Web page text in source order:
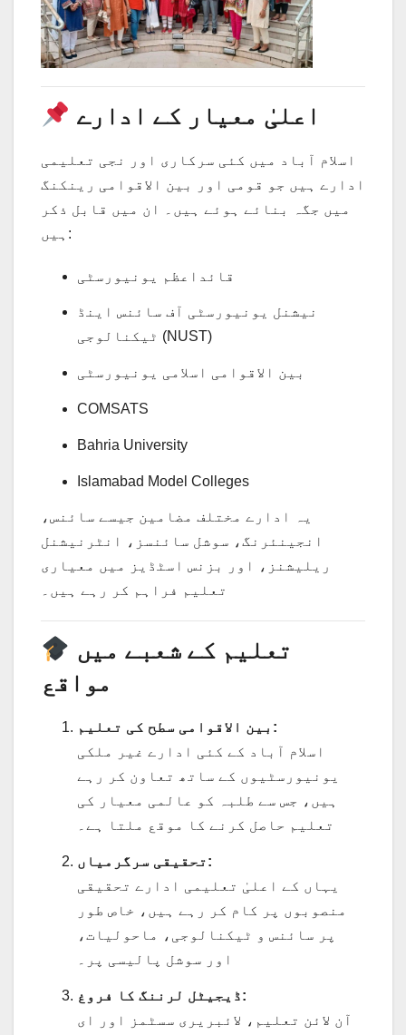
اعلیٰ معیار کے ادارے
اسلام آباد میں کئی سرکاری اور نجی تعلیمی
ادارے ہیں جو قومی اور بین الاقوامی رینکنگ
میں جگہ بنائے ہوئے ہیں۔ ان میں قابل ذکر
ہیں:
قائداعظم یونیورسٹی
نیشنل یونیورسٹی آف سائنس اینڈ
ٹیکنالوجی (NUST)
بین الاقوامی اسلامی یونیورسٹی
COMSATS
Bahria University
Islamabad Model Colleges
یہ ادارے مختلف مضامین جیسے سائنس،
انجینئرنگ، سوشل سائنسز، انٹرنیشنل
ریلیشنز، اور بزنس اسٹڈیز میں معیاری
تعلیم فراہم کر رہے ہیں۔
تعلیم کے شعبے میں
مواقع
بین الاقوامی سطح کی تعلیم:
اسلام آباد کے کئی ادارے غیر ملکی
یونیورسٹیوں کے ساتھ تعاون کر رہے
ہیں، جس سے طلبہ کو عالمی معیار کی
تعلیم حاصل کرنے کا موقع ملتا ہے۔
تحقیقی سرگرمیاں:
یہاں کے اعلیٰ تعلیمی ادارے تحقیقی
منصوبوں پر کام کر رہے ہیں، خاص طور
پر سائنس و ٹیکنالوجی، ماحولیات،
اور سوشل پالیسی پر۔
ڈیجیٹل لرننگ کا فروغ:
آن لائن تعلیم، لائبریری سسٹمز اور ای